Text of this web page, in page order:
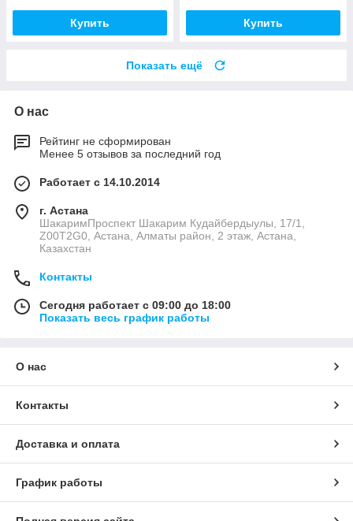
Купить Купить
Показать ещё
О нас
Рейтинг не сформирован
Менее 5 отзывов за последний год
Работает с 14.10.2014
г. Астана
ШакаримПроспект Шакарим Кудайбердыулы, 17/1,
Z00T2G0, Астана, Алматы район, 2 этаж, Астана,
Казахстан
Контакты
Сегодня работает с 09:00 до 18:00
Показать весь график работы
О нас
Контакты
Доставка и оплата
График работы